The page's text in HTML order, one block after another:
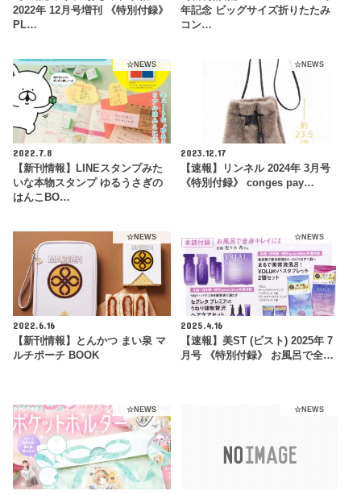
2022年 12月号増刊 《特別付録》
PL…
年記念 ビッグサイズ折りたたみ
コン…
☆NEWS
2022.7.8
【新刊情報】LINEスタンプみた
いな本物スタンプ ゆるうさぎの
はんこBO…
☆NEWS
2023.12.17
【速報】リンネル 2024年 3月号
《特別付録》 conges pay…
☆NEWS
2022.6.16
【新刊情報】とんかつ まい泉 マ
ルチポーチ BOOK
☆NEWS
2025.4.16
【速報】美ST (ビスト) 2025年 7
月号 《特別付録》 お風呂で全…
☆NEWS ☆NEWS